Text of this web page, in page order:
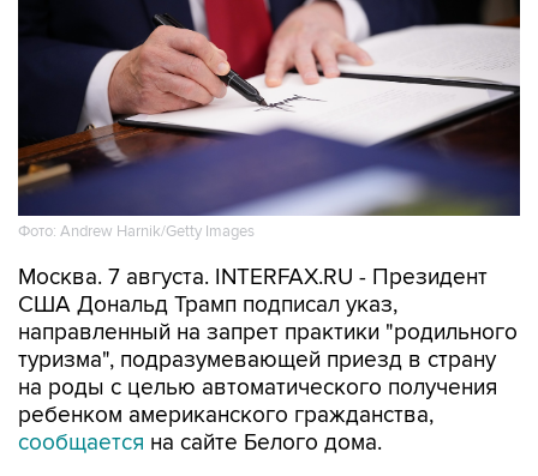
Фото: Andrew Harnik/Getty Images
Москва. 7 августа. INTERFAX.RU - Президент
США Дональд Трамп подписал указ,
направленный на запрет практики "родильного
туризма", подразумевающей приезд в страну
на роды с целью автоматического получения
ребенком американского гражданства,
сообщается на сайте Белого дома.